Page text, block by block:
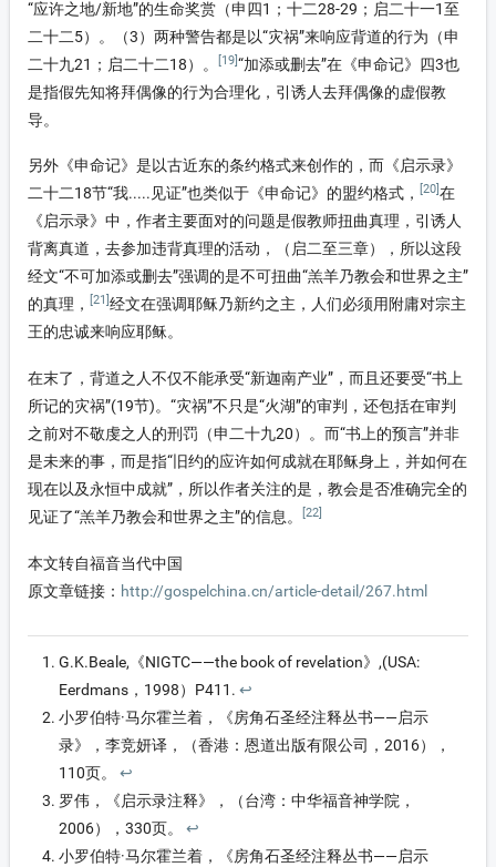
“应许之地/新地”的生命奖赏（申四1；十二28-29；启二十一1至
二十二5）。（3）两种警告都是以“灾祸”来响应背道的行为（申
二十九21；启二十二18）。
[19]“加添或删去”在《申命记》四3也
是指假先知将拜偶像的行为合理化，引诱人去拜偶像的虚假教
导。
另外《申命记》是以古近东的条约格式来创作的，而《启示录》
二十二18节“我.....见证”也类似于《申命记》的盟约格式，
[20] 在
《启示录》中，作者主要面对的问题是假教师扭曲真理，引诱人
背离真道，去参加违背真理的活动，（启二至三章），所以这段
经文“不可加添或删去”强调的是不可扭曲“羔羊乃教会和世界之主”
的真理，
[21] 经文在强调耶稣乃新约之主，人们必须用附庸对宗主
王的忠诚来响应耶稣。
在末了，背道之人不仅不能承受“新迦南产业”，而且还要受“书上
所记的灾祸”(19节)。“灾祸”不只是“火湖”的审判，还包括在审判
之前对不敬虔之人的刑罚（申二十九20）。而“书上的预言”并非
是未来的事，而是指“旧约的应许如何成就在耶稣身上，并如何在
现在以及永恒中成就”，所以作者关注的是，教会是否准确完全的
见证了“羔羊乃教会和世界之主”的信息。
[22]
本文转自福音当代中国
原文章链接： http://gospelchina.cn/article-detail/267.html
G.K.Beale,《NIGTC——the book of revelation》,(USA:
Eerdmans，1998）P411. ↩︎
小罗伯特·马尔霍兰着，《房角石圣经注释丛书——启示
录》，李竞妍译，（香港：恩道出版有限公司，2016），
110页。 ↩︎
罗伟，《启示录注释》，（台湾：中华福音神学院，
2006），330页。 ↩︎
小罗伯特·马尔霍兰着，《房角石圣经注释丛书——启示